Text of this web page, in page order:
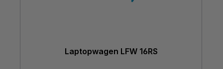
Laptopwagen LFW 16RS